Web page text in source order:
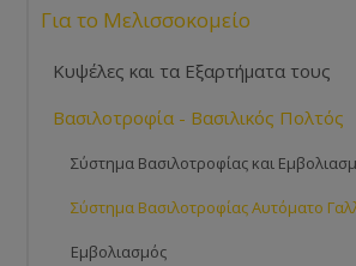
Για το Μελισσοκομείο
Κυψέλες και τα Εξαρτήματα τους
Βασιλοτροφία - Βασιλικός Πολτός
Σύστημα Βασιλοτροφίας και
Σύστημα Βασιλοτροφίας Αυτόματο
Εμβολιασμός